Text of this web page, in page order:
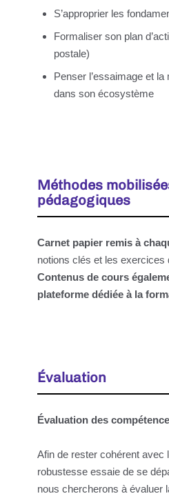
S’approprier les
Formaliser son plan
postale)
Penser l’essaimage et
dans son écosystème
Méthodes
pédagogiques
Carnet papier remis à
notions clés et les exercices
Contenus de cours
plateforme dédiée à la
Évaluation
Évaluation des
Afin de rester cohérent avec
robustesse essaie de se
nous chercherons à évaluer